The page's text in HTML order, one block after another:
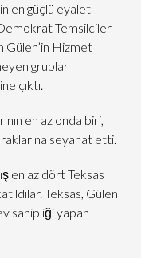
en güçlü eyalet
Temsilciler
Gülen’in Hizmet
gruplar
çıktı.
en az onda biri,
seyahat etti.
en az dört Teksas
Teksas, Gülen
sahipliği yapan